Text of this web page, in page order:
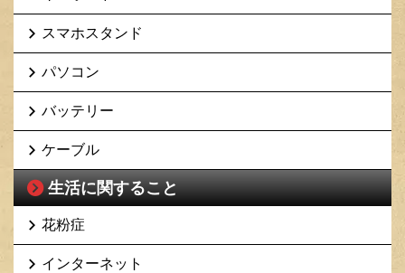
スマホスタンド
パソコン
バッテリー
ケーブル
生活に関すること
花粉症
インターネット